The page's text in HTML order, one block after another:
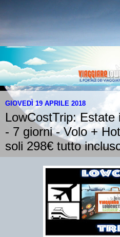
GIOVEDÌ 19 APRILE 2018
LowCostTrip:
- 7 giorni - Volo +
soli 298€ tutto